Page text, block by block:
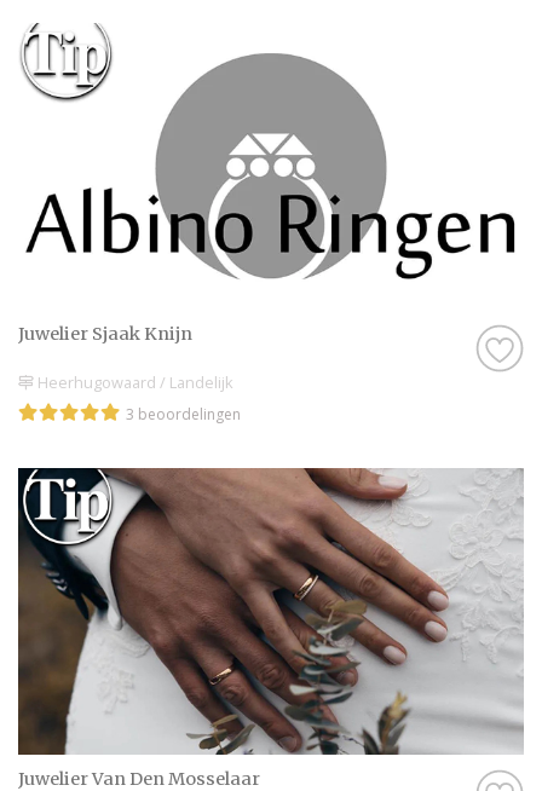
Juwelier Sjaak Knijn
Heerhugowaard / Landelijk
3 beoordelingen
Juwelier Van Den Mosselaar